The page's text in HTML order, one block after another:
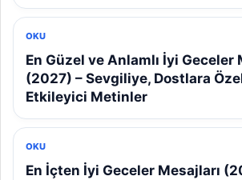
OKU
En Güzel ve Anlamlı İyi Geceler
(2027) – Sevgiliye, Dostlara
Etkileyici Metinler
OKU
En İçten İyi Geceler Mesajları